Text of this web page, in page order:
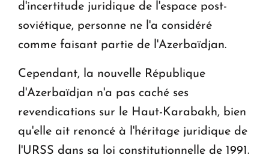
d'incertitude juridique de l'espace post-
soviétique, personne ne l'a considéré
comme faisant partie de l'Azerbaïdjan.
Cependant, la nouvelle République
d'Azerbaïdjan n'a pas caché ses
revendications sur le Haut-Karabakh, bien
qu'elle ait renoncé à l'héritage juridique de
l'URSS dans sa loi constitutionnelle de 1991.